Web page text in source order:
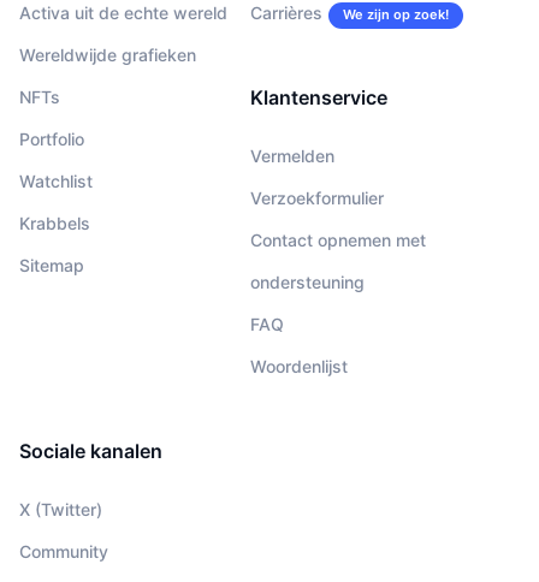
Activa uit de echte wereld
Wereldwijde grafieken
NFTs
Portfolio
Watchlist
Krabbels
Sitemap
Carrières We zijn op zoek!
Klantenservice
Vermelden
Verzoekformulier
Contact opnemen met
ondersteuning
FAQ
Woordenlijst
Sociale kanalen
X (Twitter)
Community